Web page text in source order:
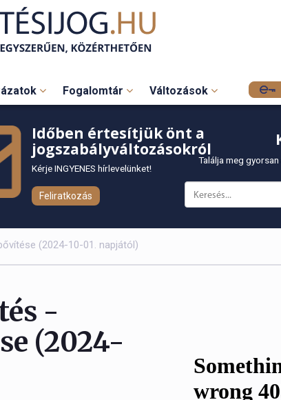
Fogalomtár Változások
Időben értesítjük önt a
jogszabályváltozásokról
Kérje INGYENES hírlevelünket!
Feliratkozás
Találja meg
(2024-10-01. napjától)
-
(2024-